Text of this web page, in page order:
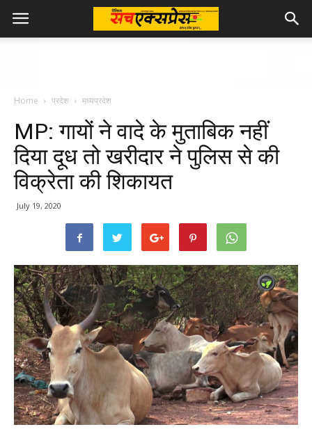
Home प्रदेश मध्यप्रदेश
MP: गायों ने वादे के मुताबिक नहीं
दिया दूध तो खरीदार ने पुलिस से की
विक्रेता की शिकायत
July 19, 2020